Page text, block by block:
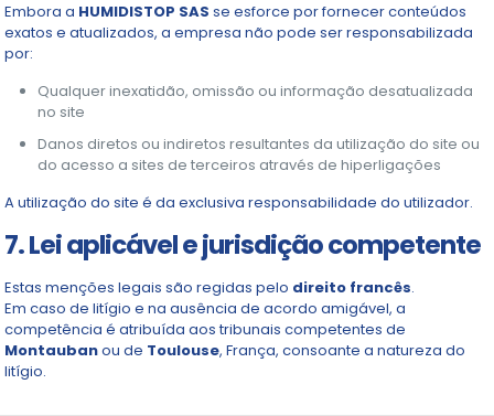
Embora a HUMIDISTOP SAS se esforce por fornecer conteúdos
exatos e atualizados, a empresa não pode ser responsabilizada
por:
Qualquer inexatidão, omissão ou informação desatualizada
no site
Danos diretos ou indiretos resultantes da utilização do site ou
do acesso a sites de terceiros através de hiperligações
A utilização do site é da exclusiva responsabilidade do utilizador.
7. Lei aplicável e jurisdição competente
Estas menções legais são regidas pelo direito francês.
Em caso de litígio e na ausência de acordo amigável, a
competência é atribuída aos tribunais competentes de
Montaubanou de Toulouse, França, consoante a natureza do
litígio.